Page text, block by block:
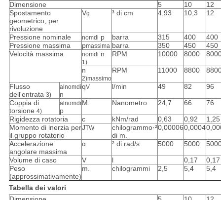
Dimensione
5 10
12
Spostamento
geometrico, per
rivoluzione
Vg ³ di cm 4,93 10,3 12
Pressione nominale nomdi p barra 315 400
400
Pressione massima
pmassima barra 350 450
450
Velocità massima
nomdi n
1)
RPM 10000 8000
n
2)massimo
RPM 11000 8800
Flusso
dell'entrata 3)
alnomdi
n
qV l/min 49 82 96
Coppia di
torsione 4)
alnomdi
p
M. Nanometro 24,7 66 76
Rigidezza rotatoria c kNm/rad 0,63 0,92
1,25
Momento di inerzia per
il gruppo rotatorio
JTW
chilogrammo·²
di m.
0,000060,0004
Accelerazione
angolare massima
ɑ ² di rad/s 5000 5000
Volume di caso V l 0,17
0,17
Peso
(approssimativamente)
m. chilogrammi 2,5 5,4 5,4
Tabella dei valori